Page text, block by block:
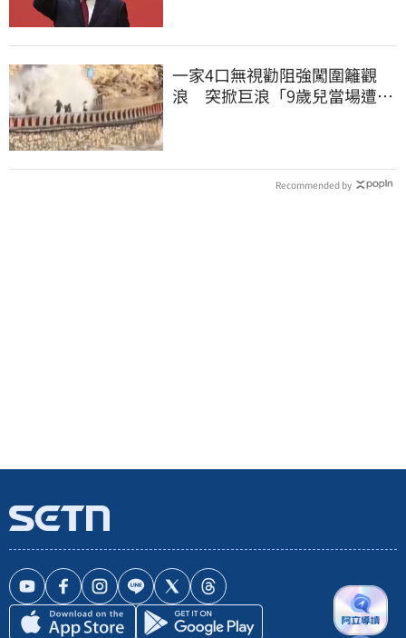
一家4口無視勸阻強闖圍籬觀
浪 突掀巨浪「9歲兒當場遭捲
Recommended by